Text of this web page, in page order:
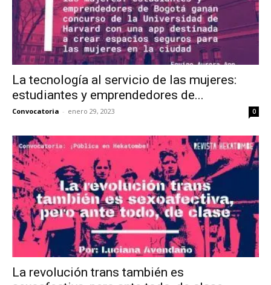
La tecnología al servicio de las mujeres:
estudiantes y emprendedores de...
Convocatoria - enero 29, 2023 0
La revolución trans también es